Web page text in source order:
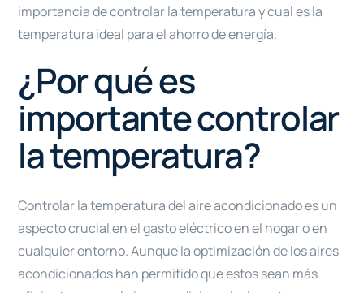
importancia de controlar la temperatura y cual es la
temperatura ideal para el ahorro de energía.
¿Por qué es
importante controlar
la temperatura?
Controlar la temperatura del aire acondicionado es un
aspecto crucial en el gasto eléctrico en el hogar o en
cualquier entorno. Aunque la optimización de los aires
acondicionados han permitido que estos sean más